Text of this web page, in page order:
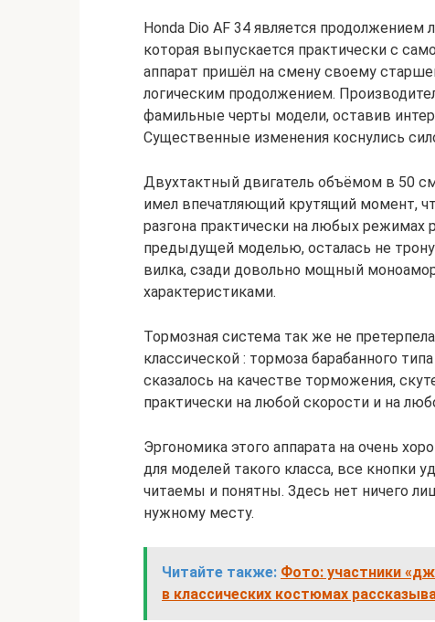
Honda Dio AF 34 является
которая выпускается практически с
аппарат пришёл на смену своему
логическим продолжением.
фамильные черты модели, оставив
Существенные изменения коснулись
Двухтактный двигатель объёмом в 50
имел впечатляющий крутящий момент,
разгона практически на любых режимах
предыдущей моделью, осталась не
вилка, сзади довольно мощный
характеристиками.
Тормозная система так же не
классической : тормоза барабанного
сказалось на качестве торможения,
практически на любой скорости и на
Эргономика этого аппарата на очень
для моделей такого класса, все кнопки
читаемы и понятны. Здесь нет ничего
нужному месту.
Читайте также: Фото: участники
в классических костюмах